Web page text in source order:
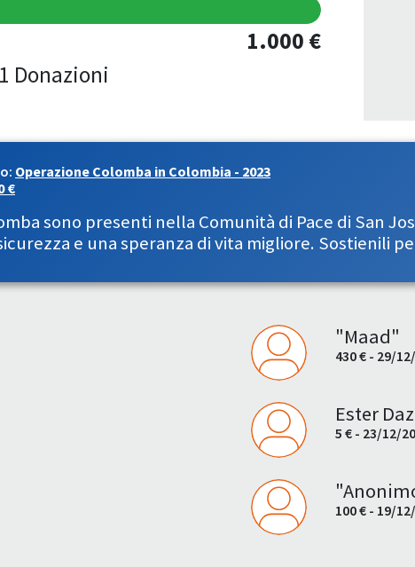
1.000 €
Donazioni
Operazione Colomba in Colombia - 2023
€
sono presenti nella Comunità di Pace di San
e una speranza di vita migliore. Sostienili
"Maad"
430 € - 29/
Ester
5 € - 23/12/
100 € - 19/